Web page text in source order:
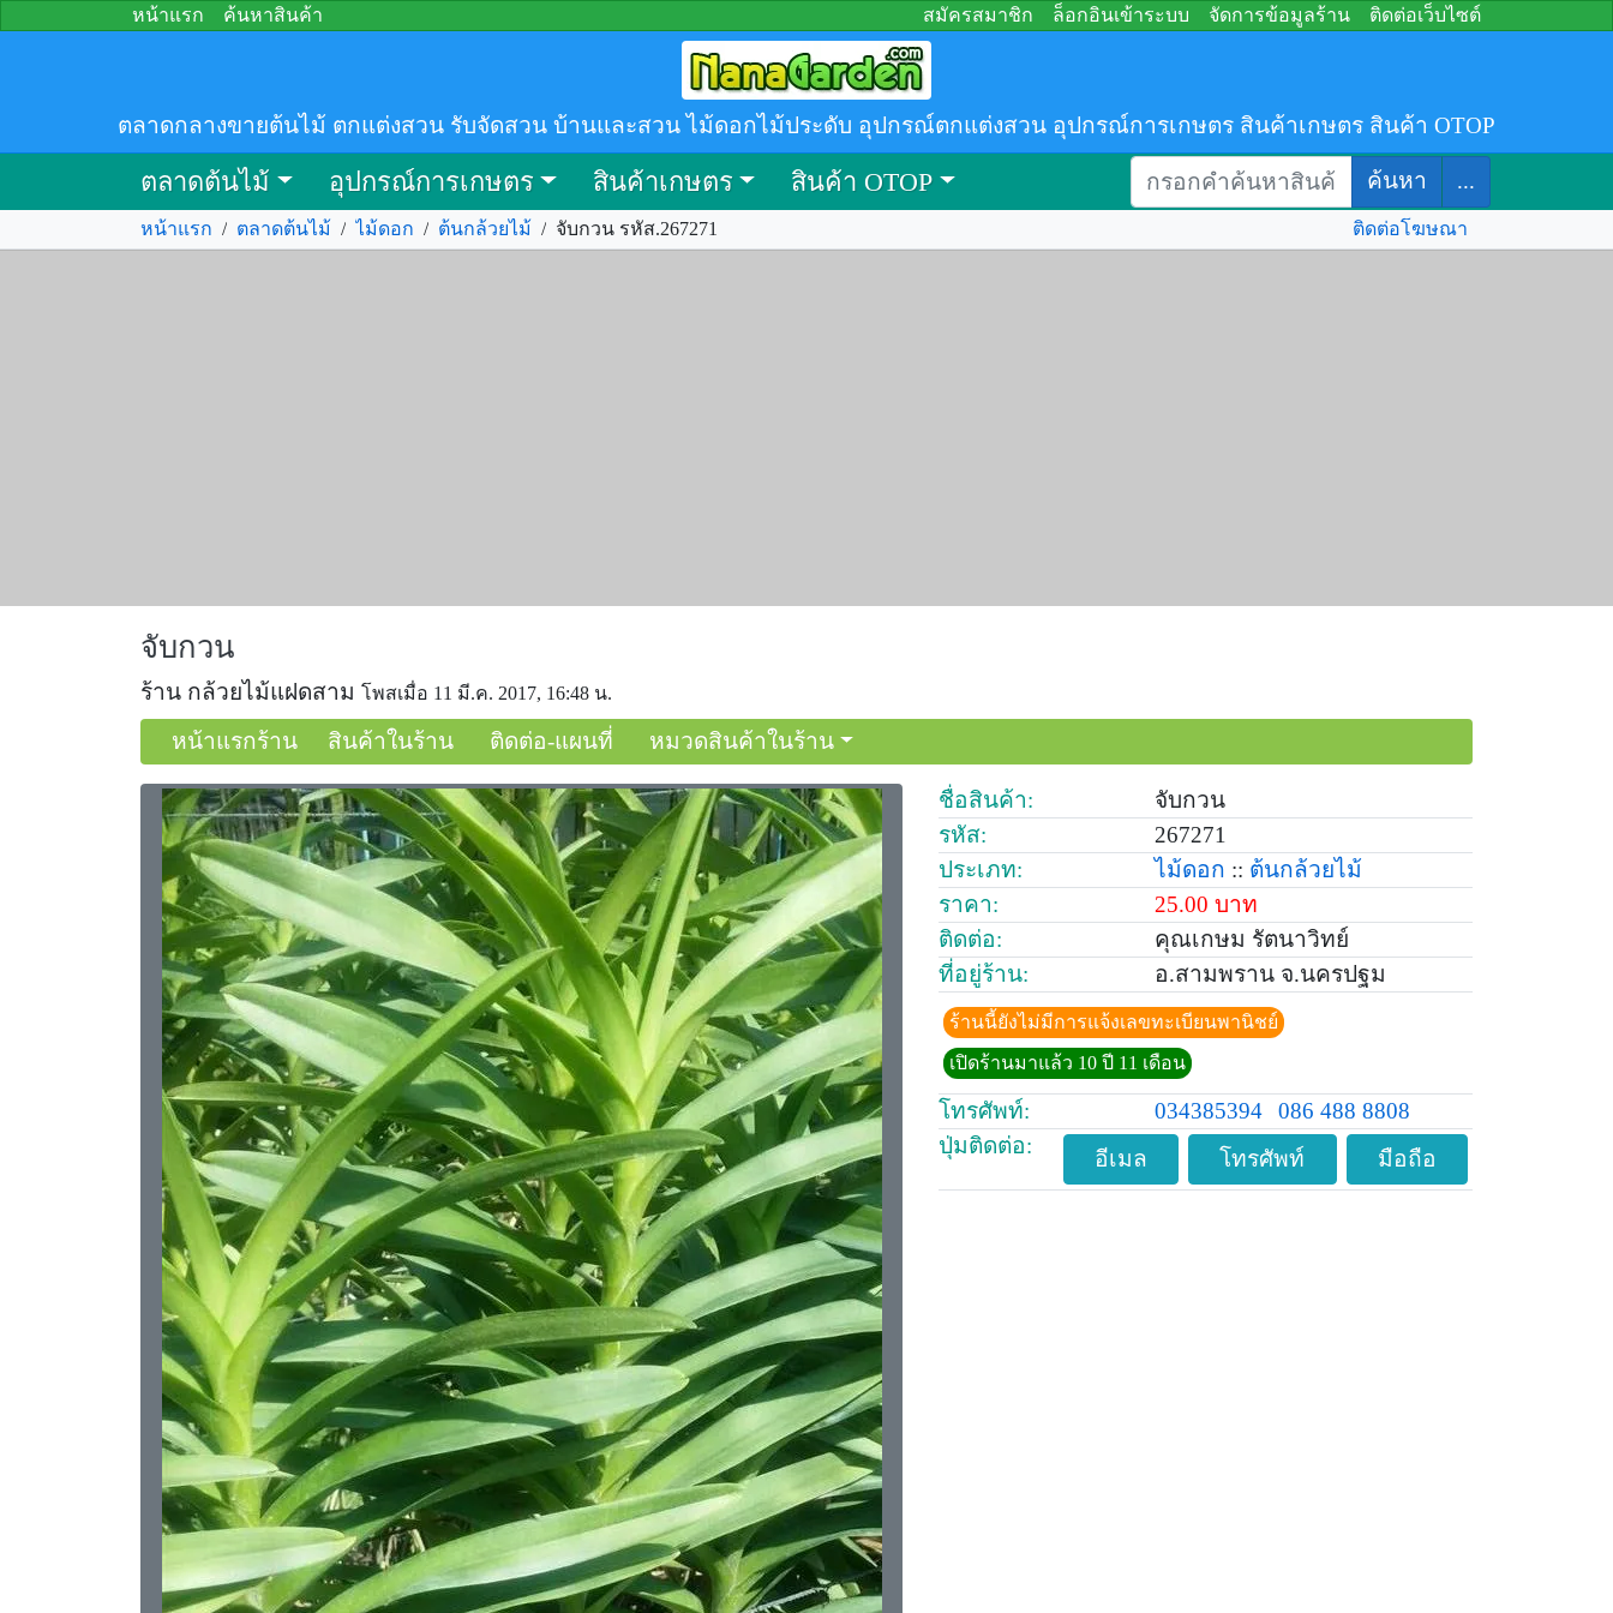
หน้าแรก ค้นหาสินค้า สมัครสมาชิก ล็อกอินเข้าระบบ จัดการข้อมูลร้าน ติดต่อเว็บไซต์
ตลาดกลางขายต้นไม้ ตกแต่งสวน รับจัดสวน บ้านและสวน ไม้ดอกไม้ประดับ อุปกรณ์ตกแต่งสวน อุปกรณ์การเกษตร สินค้าเกษตร สินค้า OTOP
ตลาดต้นไม้ อุปกรณ์การเกษตร สินค้าเกษตร สินค้า OTOP ค้นหา ...
หน้าแรก / ตลาดต้นไม้ / ไม้ดอก / ต้นกล้วยไม้ / จับกวน รหัส.267271 ติดต่อโฆษณา
จับกวน
ร้าน กล้วยไม้แฝดสาม โพสเมื่อ 11 มี.ค. 2017, 16:48 น.
หน้าแรกร้าน สินค้าในร้าน ติดต่อ-แผนที่ หมวดสินค้าในร้าน
ชื่อสินค้า:
จับกวน
รหัส:
267271
ประเภท:
ไม้ดอก :: ต้นกล้วยไม้
ราคา:
25.00 บาท
ติดต่อ:
คุณเกษม รัตนาวิทย์
ที่อยู่ร้าน:
อ.สามพราน จ.นครปฐม
ร้านนี้ยังไม่มีการแจ้งเลขทะเบียนพานิชย์
เปิดร้านมาแล้ว 10 ปี 11 เดือน
โทรศัพท์: 034385394
086 488 8808
ปุ่มติดต่อ:
อีเมล โทรศัพท์ มือถือ